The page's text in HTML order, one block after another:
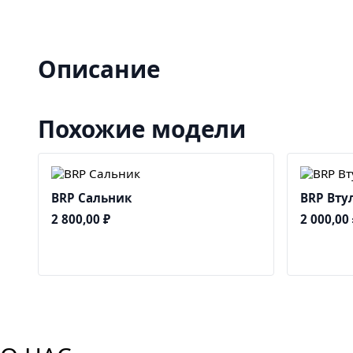
Описание
Похожие модели
BRP Сальник
2 800,00 ₽
BRP
2 000,00